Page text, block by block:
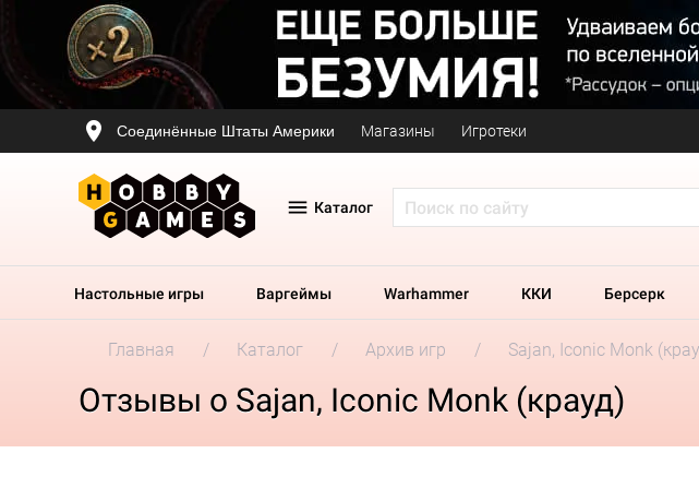
Соединённые Штаты Америки Магазины Игротеки
Каталог
Настольные игры Варгеймы Warhammer ККИ Берсерк
Главная Каталог Архив игр Sajan, Iconic Monk
Отзывы о Sajan, Iconic Monk (крауд)